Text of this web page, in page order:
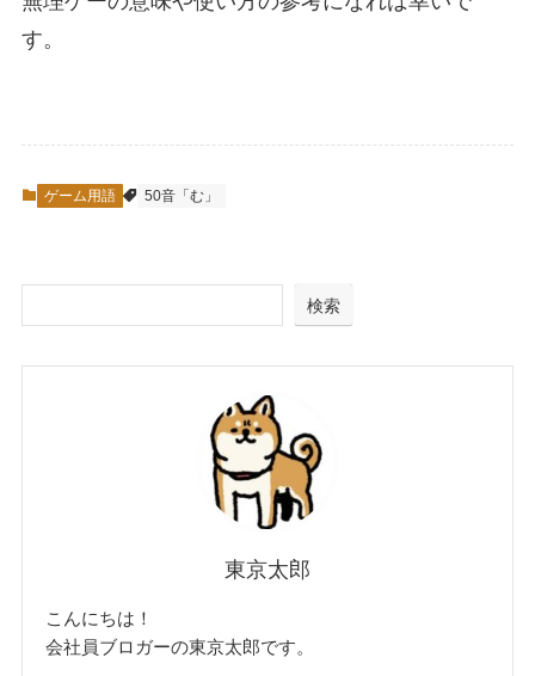
す。
ゲーム用語 50音「む」
検索
東京太郎
こんにちは！
会社員ブロガーの東京太郎です。